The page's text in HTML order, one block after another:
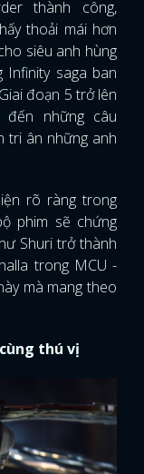
thành công,
thoải mái hơn
siêu anh hùng
Infinity saga ban
đoạn 5 trở lên
đến những câu
tri ân những anh
rõ ràng trong
phim sẽ chứng
Shuri trở thành
trong MCU -
mà mang theo
thú vị